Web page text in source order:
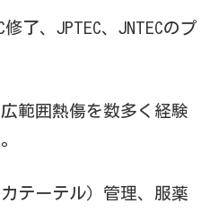
了、JPTEC、JNTECのプ
範囲熱傷を数多く経験
テーテル）管理、服薬